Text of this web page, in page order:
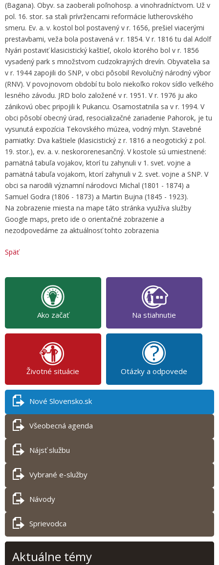
(Bagana). Obyv. sa zaoberali poľnohosp. a vinohradníctvom. Už v
pol. 16. stor. sa stali prívržencami reformácie lutherovského
smeru. Ev. a. v. kostol bol postavený v r. 1656, prešiel viacerými
prestavbami, veža bola postavená v r. 1854. V r. 1816 tu dal Adolf
Nyári postaviť klasicistický kaštieľ, okolo ktorého bol v r. 1856
vysadený park s množstvom cudzokrajných drevín. Obyvatelia sa
v r. 1944 zapojili do SNP, v obci pôsobil Revolučný národný výbor
(RNV). V povojnovom období tu bolo niekoľko rokov sídlo veľkého
lesného závodu. JRD bolo založené v r. 1951. V r. 1976 ju ako
zánikovú obec pripojili k Pukancu. Osamostatnila sa v r. 1994. V
obci pôsobí obecný úrad, resocializačné zariadenie Pahorok, je tu
vysunutá expozícia Tekovského múzea, vodný mlyn. Stavebné
pamiatky: Dva kaštiele (klasicistický z r. 1816 a neogotický z pol.
19. stor.), ev. a. v. neskororenesančný. V kostole sú umiestnené:
pamätná tabuľa vojakov, ktorí tu zahynuli v 1. svet. vojne a
pamätná tabuľa vojakom, ktorí zahynuli v 2. svet. vojne a SNP. V
obci sa narodili významní národovci Michal (1801 - 1874) a
Samuel Godra (1806 - 1873) a Martin Bujna (1845 - 1923).
Na zobrazenie miesta na mape táto stránka využíva služby
Google maps, preto ide o orientačné zobrazenie a
nezodpovedáme za aktuálnosť tohto zobrazenia
Späť
Ako začať Na stiahnutie
Životné situácie Otázky a odpovede
Nové Slovensko.sk
Všeobecná agenda
Nájsť službu
Vybrané e-služby
Návody
Sprievodca
Aktuálne témy